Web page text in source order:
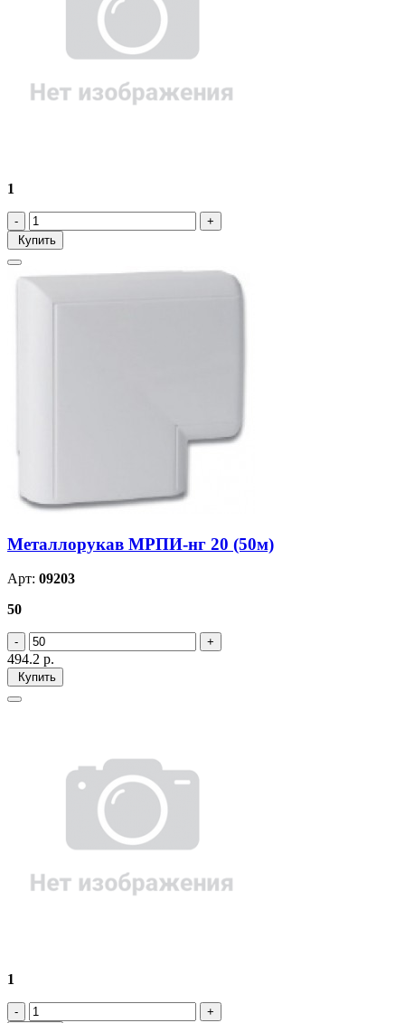
1
Купить
Металлорукав МРПИ-нг 20 (50м)
Арт: 09203
50
494.2 р.
Купить
1